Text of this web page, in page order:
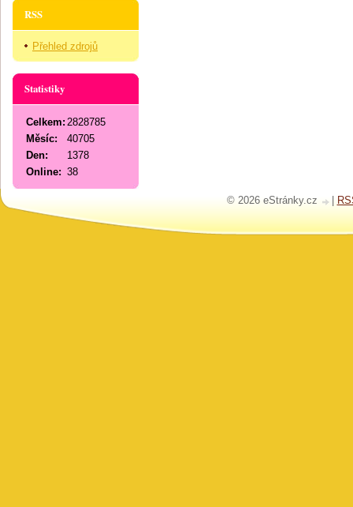
RSS
Přehled zdrojů
Statistiky
Online: 38
Celkem: 2828785
Měsíc:
40705
Den:
1378
© 2026 eStránky.cz